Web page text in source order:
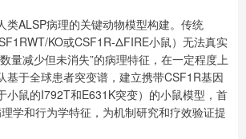
类ALSP病理的关键动物模型构建。传统
KO或CSF1R-ΔFIRE小鼠）无法真实
量减少但未消失”的病理特征，在一定程度上
基于全球患者突变谱，建立携带CSF1R基因
小鼠的I792T和E631K突变）的小鼠模型，首
学和行为学特征，为机制研究和疗效验证提